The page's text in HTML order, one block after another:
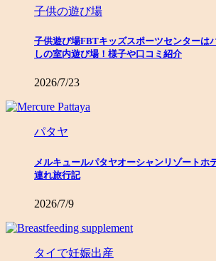
子供の遊び場
子供遊び場FBTキッズスポーツセンターは
しの室内遊び場！様子や口コミ紹介
2026/7/23
パタヤ
メルキュールパタヤオーシャンリゾートホ
連れ旅行記
2026/7/9
タイで妊娠出産